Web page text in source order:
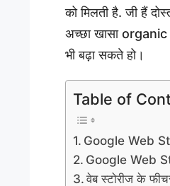
को मिलती है. जी हैं
अच्छा खासा organic
भी बढ़ा सकते हो।
Table of
Google Web
Google Web
वेब स्टोरीज के